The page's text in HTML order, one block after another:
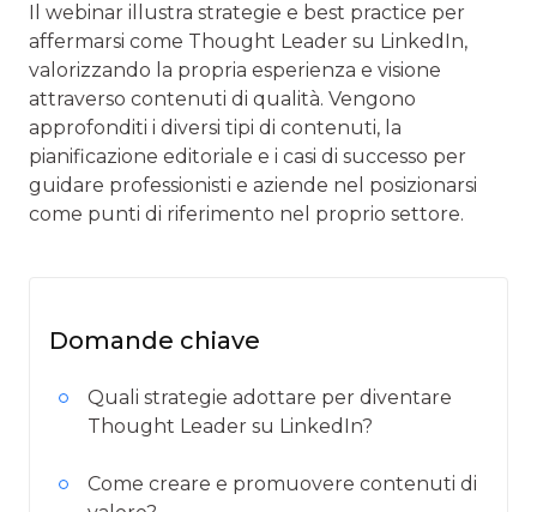
Il webinar illustra strategie e best practice per
affermarsi come Thought Leader su LinkedIn,
valorizzando la propria esperienza e visione
attraverso contenuti di qualità. Vengono
approfonditi i diversi tipi di contenuti, la
pianificazione editoriale e i casi di successo per
guidare professionisti e aziende nel posizionarsi
come punti di riferimento nel proprio settore.
Domande chiave
Quali strategie adottare per diventare
Thought Leader su LinkedIn?
Come creare e promuovere contenuti di